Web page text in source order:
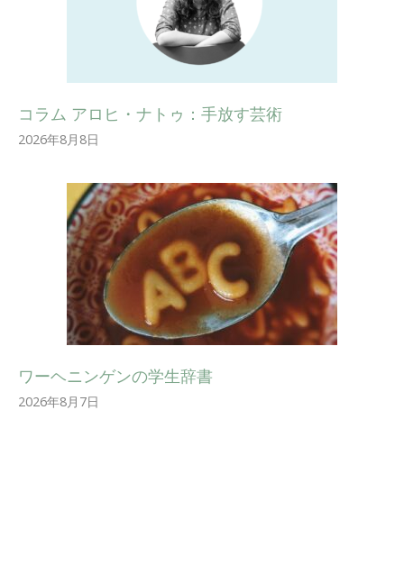
コラム アロヒ・ナトゥ：手放す芸術
2026年8月8日
ワーヘニンゲンの学生辞書
2026年8月7日